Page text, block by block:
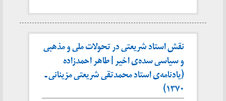
نقش استاد شریعتی در تحولات ملی و مذهبی
و سیاسی سده‌ی اخیر | طاهر احمدزاده
(یادنامه‌ی استاد محمدتقی شریعتی مزینانی ـ
۱۳۷۰)